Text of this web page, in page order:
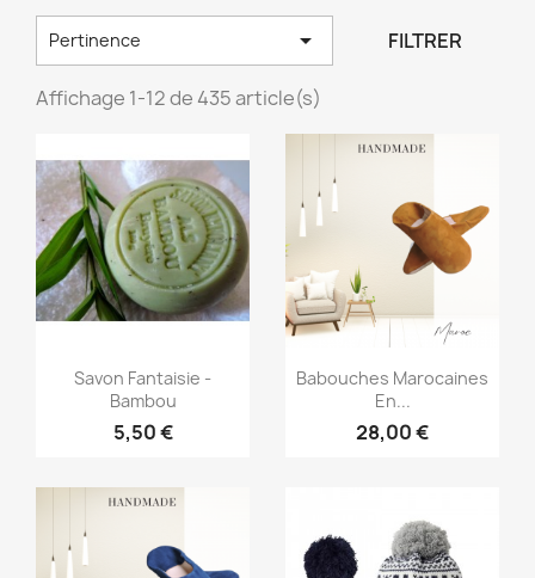
Pertinence  FILTRER
Affichage 1-12 de 435 article(s)
Aperçu rapide
Savon Fantaisie -
Bambou
5,50 €
Aperçu rapide
Babouches Marocaines
En...
28,00 €